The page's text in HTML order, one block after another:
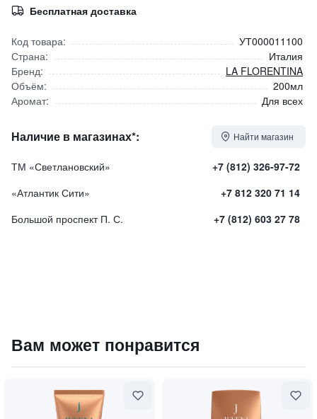
Бесплатная доставка
Код товара:
УТ000011100
Страна:
Италия
Бренд:
LA FLORENTINA
Объём:
200мл
Аромат:
Для всех
Наличие в магазинах*: Найти магазин
ТМ «Светлановский»
+7 (812) 326-97-72
«Атлантик Сити»
+7 812 320 71 14
Большой проспект П. С.
+7 (812) 603 27 78
1630₽9 840 ₽
Вам может понравится